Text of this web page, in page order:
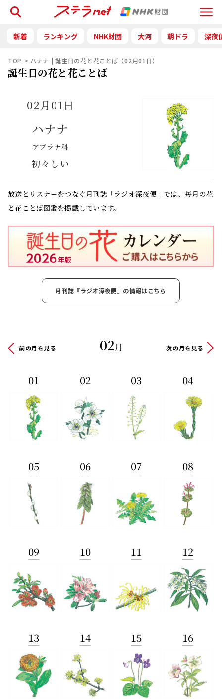
Menu
検索
新着 ランキング NHK財団 大河 朝ドラ 深夜
TOP ハナナ | 誕生日の花と花ことば（02月01日）
誕生日の花と花ことば
02月01日
ハナナ
アブラナ科
初々しい
放送とリスナーをつなぐ月刊誌「ラジオ深夜便」では、毎月の花
と花ことば図鑑を掲載しています。
月刊誌『ラジオ深夜便』の情報はこちら
前の月を見る 02月 次の月を見る
01 02 03 04
05 06 07 08
09 10 11 12
13 14 15 16